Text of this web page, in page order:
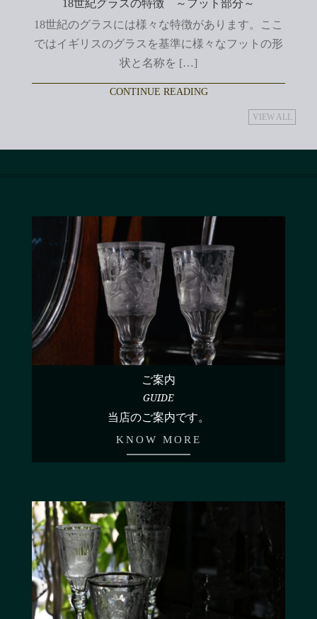
18世紀グラスの特徴 ～フット部分～
18世紀のグラスには様々な特徴があります。ここ
ではイギリスのグラスを基準に様々なフットの形
状と名称を […]
CONTINUE READING
VIEW ALL
ご案内
GUIDE
当店のご案内です。
KNOW MORE